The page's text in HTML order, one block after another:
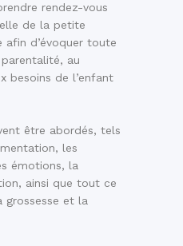
rendez-vous
de la petite
afin d’évoquer toute
au
besoins de l’enfant
être abordés, tels
les
émotions, la
ainsi que tout ce
grossesse et la